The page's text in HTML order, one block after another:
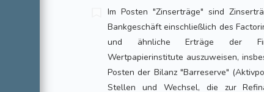
Im Posten "Zinserträge" sind
Bankgeschäft einschließlich des
und ähnliche Erträge der
Wertpapierinstitute auszuweisen,
Posten der Bilanz "Barreserve"
Stellen und Wechsel, die zur